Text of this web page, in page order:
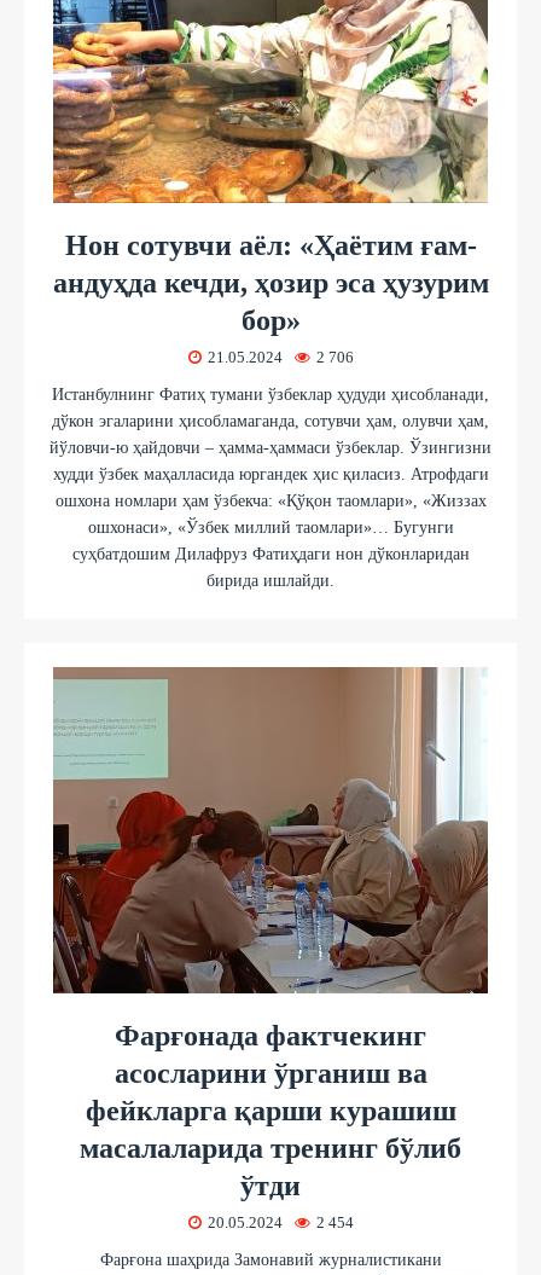
Нон сотувчи аёл: «Ҳаётим ғам-
андуҳда кечди, ҳозир эса ҳузурим
бор»
21.05.2024 2 706
Истанбулнинг Фатиҳ тумани ўзбеклар ҳудуди ҳисобланади,
дўкон эгаларини ҳисобламаганда, сотувчи ҳам, олувчи ҳам,
йўловчи-ю ҳайдовчи – ҳамма-ҳаммаси ўзбеклар. Ўзингизни
худди ўзбек маҳалласида юргандек ҳис қиласиз. Атрофдаги
ошхона номлари ҳам ўзбекча: «Қўқон таомлари», «Жиззах
ошхонаси», «Ўзбек миллий таомлари»… Бугунги
суҳбатдошим Дилафруз Фатиҳдаги нон дўконларидан
бирида ишлайди.
Фарғонада фактчекинг
асосларини ўрганиш ва
фейкларга қарши курашиш
масалаларида тренинг бўлиб
ўтди
20.05.2024 2 454
Фарғона шаҳрида Замонавий журналистикани